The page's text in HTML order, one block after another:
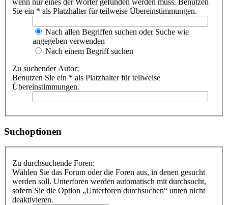
wenn nur eines der Wörter gefunden werden muss. Benutzen
Sie ein * als Platzhalter für teilweise Übereinstimmungen.
Nach allen Begriffen suchen oder Suche wie
angegeben verwenden
Nach einem Begriff suchen
Zu suchender Autor:
Benutzen Sie ein * als Platzhalter für teilweise
Übereinstimmungen.
Suchoptionen
Zu durchsuchende Foren:
Wählen Sie das Forum oder die Foren aus, in denen gesucht
werden soll. Unterforen werden automatisch mit durchsucht,
sofern Sie die Option „Unterforen durchsuchen“ unten nicht
deaktivieren.